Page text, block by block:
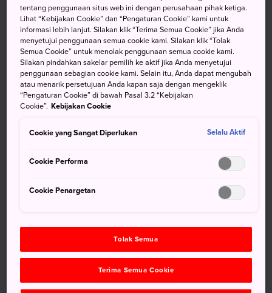
dan Kebijakan Jepang
Diet merupakan pusat kegiatan politik di Jepang, dan
Gedung Diet Nasional tentu tampil dalam bangunan yang
begitu megah. Bangunan mengesankan yang terletak di
pusat Tokyo ini ditempati oleh Dewan Perwakilan Rakyat
dan Dewan Penasihat.
Sekilas Fakta
Menuju Lokasi
Gedung Diet Nasional dapat diakses menggunakan kereta
tentang penggunaan situs web ini dengan perusahaan pihak ketiga.
Lihat “Kebijakan Cookie” dan “Pengaturan Cookie” kami untuk
informasi lebih lanjut. Silakan klik “Terima Semua Cookie” jika Anda
menyetujui penggunaan semua cookie kami. Silakan klik “Tolak
Semua Cookie” untuk menolak penggunaan semua cookie kami.
Silakan pindahkan sakelar pemilih ke aktif jika Anda menyetujui
penggunaan sebagian cookie kami. Selain itu, Anda dapat mengubah
atau menarik persetujuan Anda kapan saja dengan mengeklik
“Pengaturan Cookie” di bawah Pasal 3.2 “Kebijakan
Cookie”. Kebijakan Cookie
Cookie yang Sangat Diperlukan Selalu Aktif
Cookie Performa
Cookie Penargetan
Tolak Semua
Terima Semua Cookie